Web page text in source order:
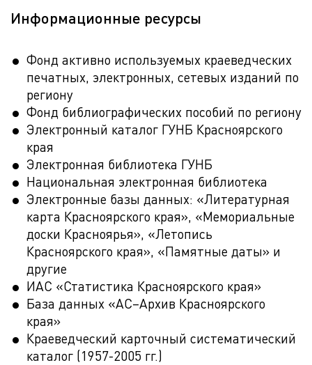
Информационные ресурсы
Фонд активно используемых краеведческих
печатных, электронных, сетевых изданий по
региону
Фонд библиографических пособий по региону
Электронный каталог ГУНБ Красноярского
края
Электронная библиотека ГУНБ
Национальная электронная библиотека
Электронные базы данных: «Литературная
карта Красноярского края», «Мемориальные
доски Красноярья», «Летопись
Красноярского края», «Памятные даты» и
другие
ИАС «Статистика Красноярского края»
База данных «АС–Архив Красноярского
края»
Краеведческий карточный систематический
каталог (1957-2005 гг.)